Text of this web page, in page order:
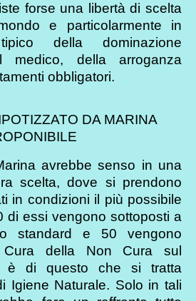
forse una libertà di scelta
e particolarmente in
della dominazione
medico, della arroganza
obbligatori.
DA MARINA
avrebbe senso in una
scelta, dove si prendono
in condizioni il più possibile
di essi vengono sottoposti a
standard e 50 vengono
della Non Cura sul
è di questo che si tratta
Igiene Naturale. Solo in tali